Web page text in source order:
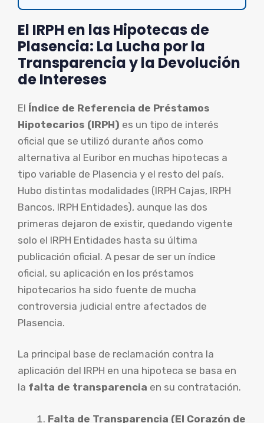
El IRPH en las Hipotecas de
Plasencia: La Lucha por la
Transparencia y la Devolución
de Intereses
El Índice de Referencia de Préstamos
Hipotecarios (IRPH) es un tipo de interés
oficial que se utilizó durante años como
alternativa al Euribor en muchas hipotecas a
tipo variable de Plasencia y el resto del país.
Hubo distintas modalidades (IRPH Cajas, IRPH
Bancos, IRPH Entidades), aunque las dos
primeras dejaron de existir, quedando vigente
solo el IRPH Entidades hasta su última
publicación oficial. A pesar de ser un índice
oficial, su aplicación en los préstamos
hipotecarios ha sido fuente de mucha
controversia judicial entre afectados de
Plasencia.
La principal base de reclamación contra la
aplicación del IRPH en una hipoteca se basa en
la falta de transparencia en su contratación.
Falta de Transparencia (El Corazón de